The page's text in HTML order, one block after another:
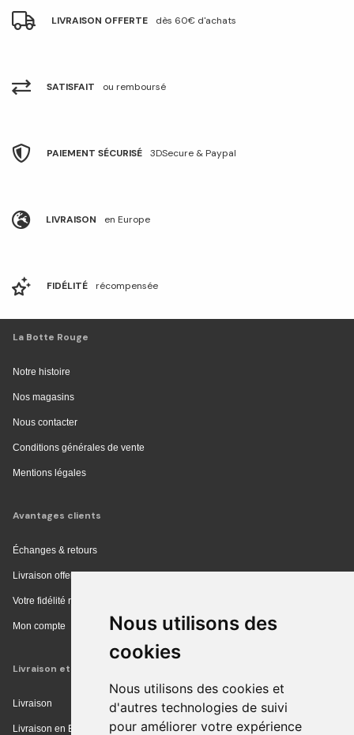
Nous utilisons des
cookies
Nous utilisons des cookies et
d'autres technologies de suivi
pour améliorer votre expérience
LIVRAISON OFFERTE dès 60€ d'achats
SATISFAIT ou remboursé
PAIEMENT SÉCURISÉ 3DSecure & Paypal
LIVRAISON en Europe
FIDÉLITÉ récompensée
La Botte Rouge
Notre histoire
Nos magasins
Nous contacter
Conditions générales de vente
Mentions légales
Avantages clients
Échanges & retours
Livraison offerte en magasin
Votre fidélité récompensée
Mon compte
Livraison et achat
Livraison
Livraison en Europe